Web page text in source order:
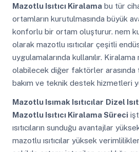
Mazotlu Isıtıcı Kiralamabu tür
ortamların kurutulmasında büyük
konforlu bir ortam oluşturur. nem
olarak mazotlu ısıtıcılar çeşitli
uygulamalarında kullanılır.
olabilecek diğer faktörler arasında
bakım ve teknik destek hizmetleri
Mazotlu Isımak Isıtıcılar Dizel
Mazotlu Isıtıcı Kiralama Süreci
ısıtıcıların sunduğu avantajlar
mazotlu ısıtıcılar yüksek